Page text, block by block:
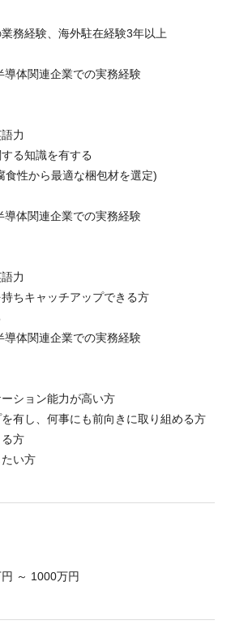
務経験、海外駐在経験3年以上
導体関連企業での実務経験
力
る知識を有する
食性から最適な梱包材を選定)
導体関連企業での実務経験
力
ちキャッチアップできる方
導体関連企業での実務経験
ション能力が高い方
を有し、何事にも前向きに取り組める方
る方
たい方
～ 1000万円